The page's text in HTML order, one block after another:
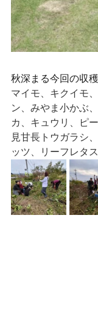
秋深まる今回の収
マイモ、キクイモ
ン、みやま小かぶ
カ、キュウリ、ピ
見甘長トウガラシ
ッツ、リーフレタス